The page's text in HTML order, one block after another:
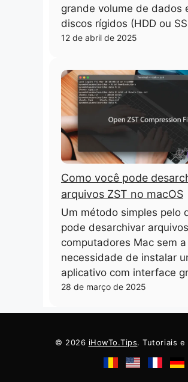
grande volume de dados
discos rígidos (HDD ou
12 de abril de 2025
Como você pode
arquivos ZST no macOS
Um método simples pelo
pode desarchivar
computadores Mac sem a
necessidade de instalar
aplicativo com interface
28 de março de 2025
© 2026 iHowTo.Tips. Tutoriais e